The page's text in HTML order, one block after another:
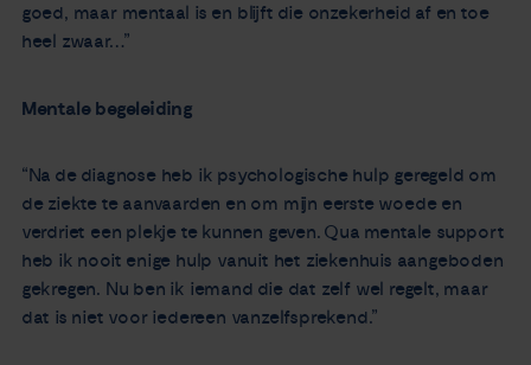
goed, maar mentaal is en blijft die onzekerheid af en toe
heel zwaar…”
Mentale begeleiding
“Na de diagnose heb ik psychologische hulp geregeld om
de ziekte te aanvaarden en om mijn eerste woede en
verdriet een plekje te kunnen geven. Qua mentale support
heb ik nooit enige hulp vanuit het ziekenhuis aangeboden
gekregen. Nu ben ik iemand die dat zelf wel regelt, maar
dat is niet voor iedereen vanzelfsprekend.”